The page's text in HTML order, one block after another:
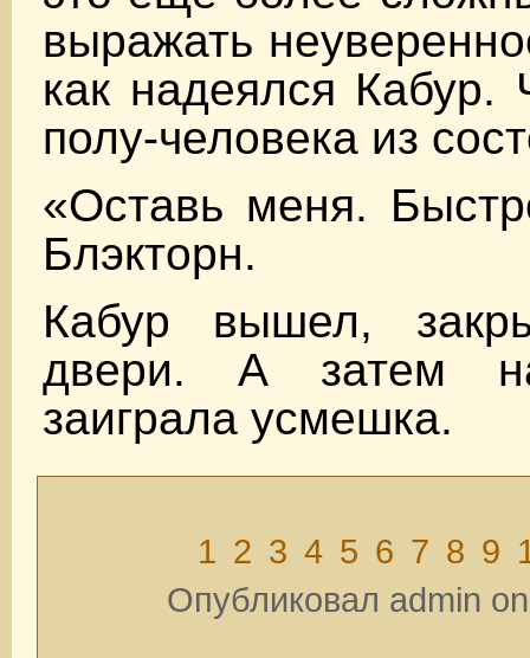
выражать
как надеялся Кабур.
полу-человека из
«Оставь меня.
Блэкторн.
Кабур вышел,
двери. А затем
заиграла усмешка.
1 2 3 4 5 6 7 8 9
Опубликовал admin